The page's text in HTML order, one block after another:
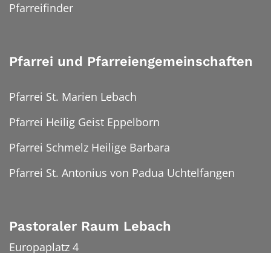
Pfarreifinder
Pfarrei und Pfarreiengemeinschaften
Pfarrei St. Marien Lebach
Pfarrei Heilig Geist Eppelborn
Pfarrei Schmelz Heilige Barbara
Pfarrei St. Antonius von Padua Uchtelfangen
Pastoraler Raum Lebach
Europaplatz 4